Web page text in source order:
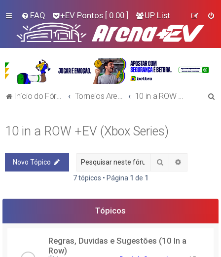
FAQ +EV Pontos [ 0.00 ] UP List
Início do Fórum!
10 in a ROW +EV (Xbox Series)
Novo Tópico Pesquisar
7 tópicos • Página 1 de 1
Tópicos
Regras, Duvidas e Sugestões (10 In a
Row)